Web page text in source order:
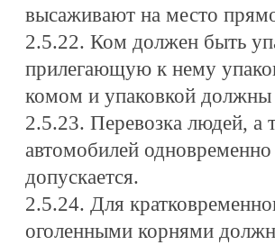
высаживают на место
2.5.22. Ком должен быть
прилегающую к нему
комом и упаковкой должны
2.5.23. Перевозка людей, а
автомобилей
допускается.
2.5.24. Для
оголенными корнями